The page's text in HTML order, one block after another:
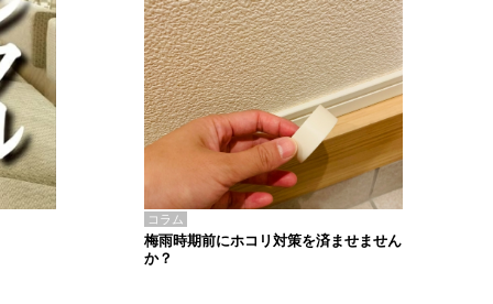
コラム
梅雨時期前にホコリ対策を済ませません
か？